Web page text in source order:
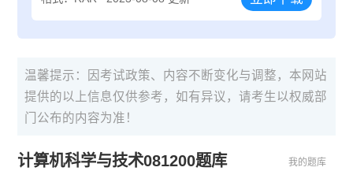
温馨提示：因考试政策、内容不断变化与调整，本网站
提供的以上信息仅供参考，如有异议，请考生以权威部
门公布的内容为准！
计算机科学与技术081200题库 我的题库